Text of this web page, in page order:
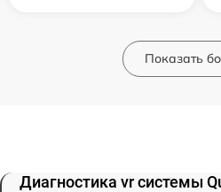
Показать
Диагностика vr системы